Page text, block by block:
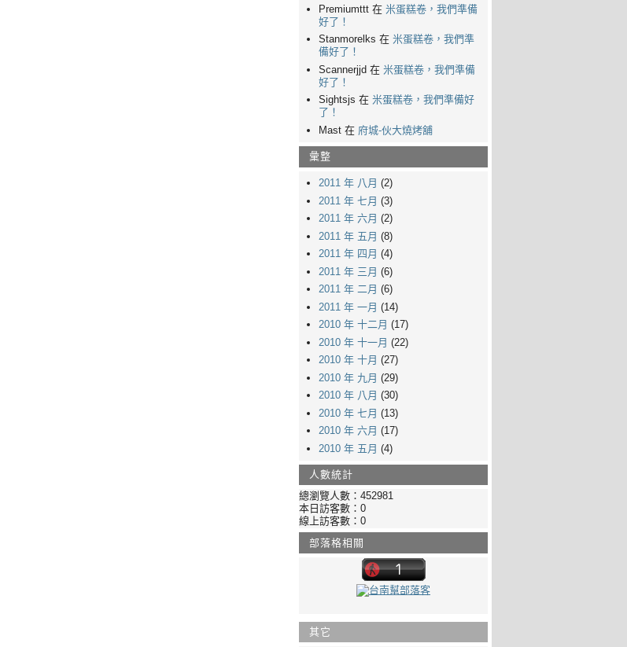
Premiumttt 在 米蛋糕卷，我們準備
好了！
Stanmorelks 在 米蛋糕卷，我們準
備好了！
Scannerjjd 在 米蛋糕卷，我們準備
好了！
Sightsjs 在 米蛋糕卷，我們準備好
了！
Mast 在 府城-伙大燒烤舖
彙整
2011 年 八月 (2)
2011 年 七月 (3)
2011 年 六月 (2)
2011 年 五月 (8)
2011 年 四月 (4)
2011 年 三月 (6)
2011 年 二月 (6)
2011 年 一月 (14)
2010 年 十二月 (17)
2010 年 十一月 (22)
2010 年 十月 (27)
2010 年 九月 (29)
2010 年 八月 (30)
2010 年 七月 (13)
2010 年 六月 (17)
2010 年 五月 (4)
人數統計
總瀏覽人數：452981
本日訪客數：0
線上訪客數：0
部落格相關
其它